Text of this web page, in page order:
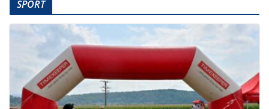
SPORT